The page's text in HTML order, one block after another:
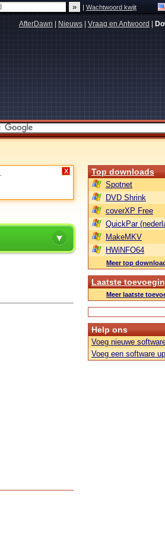
|Wachtwoord kwijt
AfterDawn Nieuws Vraag en Antwoord
X Top downloads
Spotnet
DVD Shrink
coverXP Free
QuickPar
MakeMKV
HWiNFO64
Meer top
Laatste
Meer laatste
Help ons
Voeg nieuwe
Voeg een software